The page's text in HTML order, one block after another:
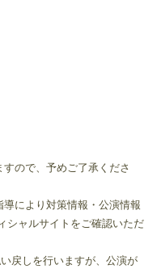
ので、予めご了承くださ
により対策情報・公演情報
シャルサイトをご確認いただ
戻しを行いますが、公演が